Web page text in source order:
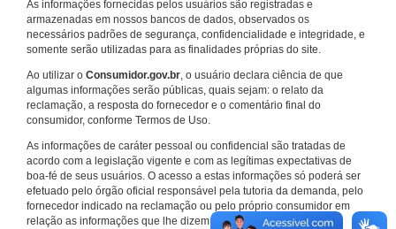
As informações fornecidas pelos usuários são registradas e
armazenadas em nossos bancos de dados, observados os
necessários padrões de segurança, confidencialidade e integridade, e
somente serão utilizadas para as finalidades próprias do site.
Ao utilizar o Consumidor.gov.br, o usuário declara ciência de que
algumas informações serão públicas, quais sejam: o relato da
reclamação, a resposta do fornecedor e o comentário final do
consumidor, conforme Termos de Uso.
As informações de caráter pessoal ou confidencial são tratadas de
acordo com a legislação vigente e com as legítimas expectativas de
boa-fé de seus usuários. O acesso a estas informações só poderá ser
efetuado pelo órgão oficial responsável pela tutoria da demanda, pelo
fornecedor indicado na reclamação ou pelo próprio consumidor em
relação as informações que lhe dizem respeito.